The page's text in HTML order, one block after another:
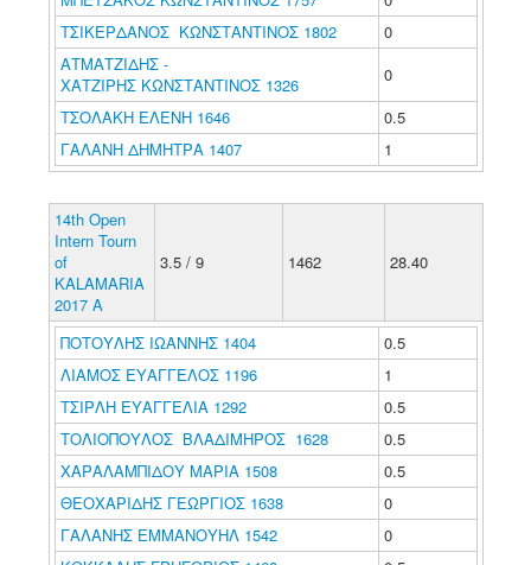
ΤΣΙΚΕΡΔΑΝΟΣ ΚΩΝΣΤΑΝΤΙΝΟΣ 1802
0
ΑΤΜΑΤΖΙΔΗΣ -
ΧΑΤΖΙΡΗΣ ΚΩΝΣΤΑΝΤΙΝΟΣ 1326
0
ΤΣΟΛΑΚΗ ΕΛΕΝΗ 1646
0.5
ΓΑΛΑΝΗ ΔΗΜΗΤΡΑ 1407
1
14th Open
Intern Tourn
of
KALAMARIA
2017 A
3.5 / 9 1462 28.40
ΠΟΤΟΥΛΗΣ ΙΩΑΝΝΗΣ 1404
0.5
ΛΙΑΜΟΣ ΕΥΑΓΓΕΛΟΣ 1196
1
ΤΣΙΡΛΗ ΕΥΑΓΓΕΛΙΑ 1292
0.5
ΤΟΛΙΟΠΟΥΛΟΣ ΒΛΑΔΙΜΗΡΟΣ 1628
0.5
ΧΑΡΑΛΑΜΠΙΔΟΥ ΜΑΡΙΑ 1508
0.5
ΘΕΟΧΑΡΙΔΗΣ ΓΕΩΡΓΙΟΣ 1638
0
ΓΑΛΑΝΗΣ ΕΜΜΑΝΟΥΗΛ 1542
0